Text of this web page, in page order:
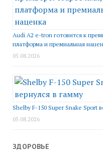
Audi A2 e-tron готовится к
платформа и премиальная
05.08.2026
Shelby F-150 Super Snake Sport
05.08.2026
ЗДОРОВЬЕ